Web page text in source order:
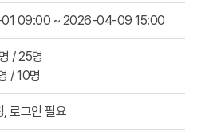
09:00 ~ 2026-04-09 15:00
명 / 25명
/ 10명
, 로그인 필요